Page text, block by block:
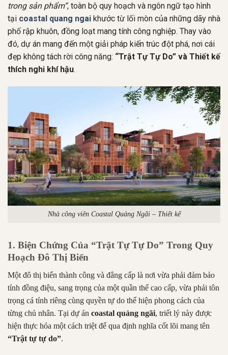
trong sản phẩm”, toàn bộ quy hoạch và ngôn ngữ tạo hình
tại coastal quang ngai khước từ lối mòn của những dãy nhà
phố rập khuôn, đồng loạt mang tính công nghiệp. Thay vào
đó, dự án mang đến một giải pháp kiến trúc đột phá, nơi cái
đẹp không tách rời công năng: “Trật Tự Tự Do” và Thiết kế
thích nghi khí hậu.
Nhà công viên Coastal Quảng Ngãi – Thiết kế
1. Biện Chứng Của “Trật Tự Tự Do” Trong Quy
Hoạch Đô Thị Biển
Một đô thị biển thành công và đẳng cấp là nơi vừa phải đảm bảo
tính đồng điệu, sang trọng của một quần thể cao cấp, vừa phải tôn
trọng cá tính riêng cùng quyền tự do thể hiện phong cách của
từng chủ nhân. Tại dự án coastal quảng ngãi, triết lý này được
hiện thực hóa một cách triệt để qua định nghĩa cốt lõi mang tên
“Trật tự tự do”.